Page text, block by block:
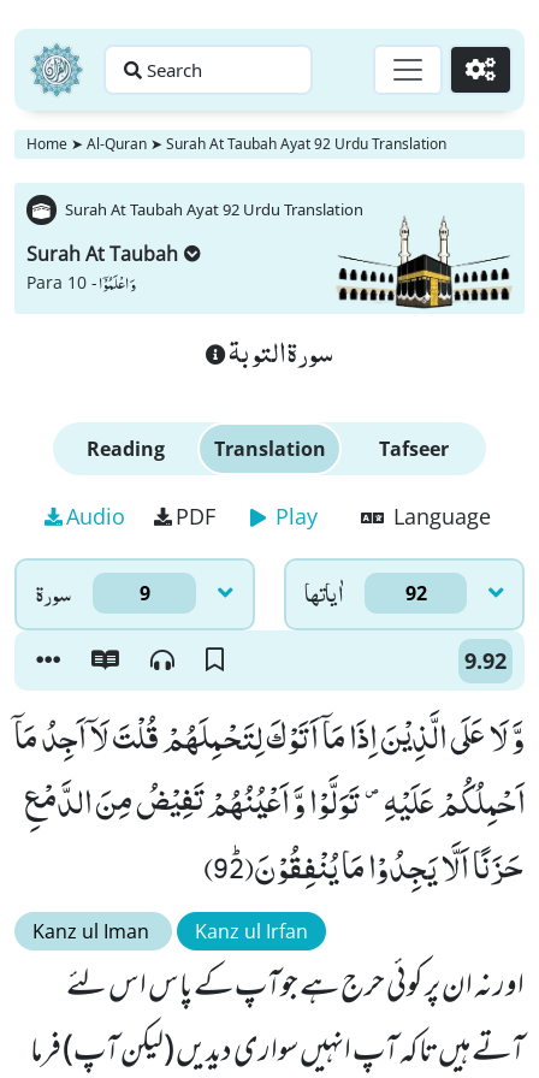
Search Go
Home ➤ Al-Quran ➤ Surah At Taubah Ayat 92 Urdu Translation
Surah At Taubah Ayat 92 Urdu Translation
Surah At Taubah
Para 10 -وَ اعْلَمُوْۤا
سورة التوبة
Reading Translation Tafseer
Audio PDF Play Language
سورۃ 9 اٰياتها 92
9.92
وَّ لَا عَلَى الَّذِیْنَ اِذَا مَاۤ اَتَوْكَ لِتَحْمِلَهُمْ قُلْتَ لَاۤ اَجِدُ مَاۤ
اَحْمِلُكُمْ عَلَیْهِ۪ - تَوَلَّوْا وَّ اَعْیُنُهُمْ تَفِیْضُ مِنَ الدَّمْعِ
حَزَنًا اَلَّا یَجِدُوْا مَا یُنْفِقُوْنَﭤ(92)
Kanz ul Iman Kanz ul Irfan
اور نہ ان پر کوئی حرج ہے جوآپ کے پاس اس لئے
آتے ہیں تاکہ آپ انہیں سواری دیدیں (لیکن آپ) فرما